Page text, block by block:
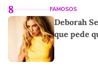
8 FAMOSOS
Deborah
que pede